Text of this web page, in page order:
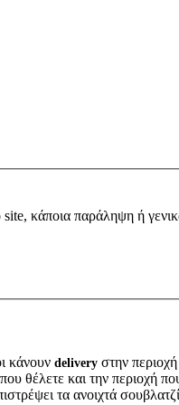
κάποια παράληψη ή
κάνουν delivery στην
θέλετε και την περιοχή
τα ανοιχτά